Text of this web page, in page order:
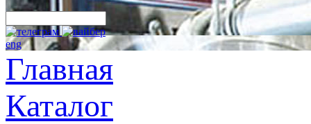
eng
Главная
Каталог